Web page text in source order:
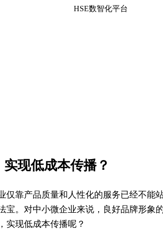
HSE数智化平台
现低成本传播？
仅靠产品质量和人性化的服务已经不能
。对中小微企业来说，良好品牌形象
实现低成本传播呢？